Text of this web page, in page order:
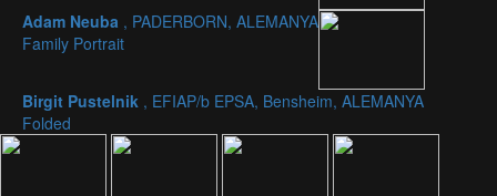
Adam Neuba , PADERBORN, ALEMANYA
Family Portrait
Birgit Pustelnik , EFIAP/b EPSA, Bensheim, ALEMANYA
Folded